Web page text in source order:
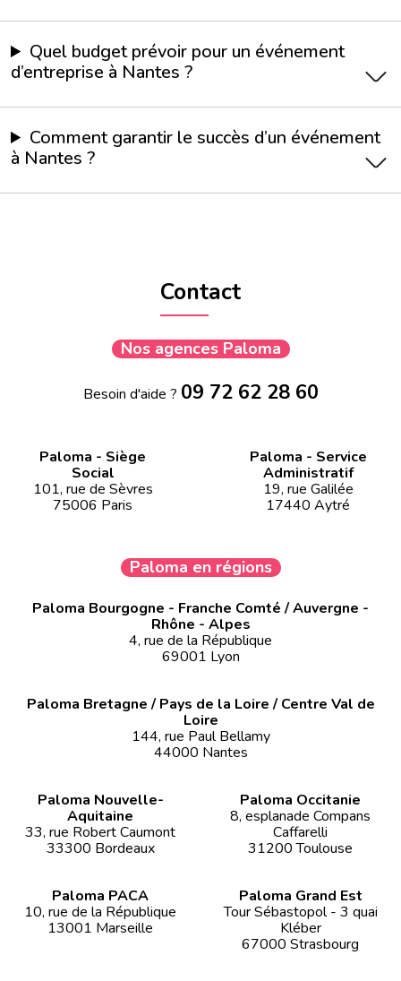
Quel budget prévoir pour un événement
d’entreprise à Nantes ?
Comment garantir le succès d’un événement
à Nantes ?
Contact
Nos agences Paloma
Besoin d'aide ? 09 72 62 28 60
Paloma - Siège
Social
101, rue de Sèvres
75006 Paris
Paloma - Service
Administratif
19, rue Galilée
17440 Aytré
Paloma en régions
Paloma Bourgogne - Franche Comté / Auvergne -
Rhône - Alpes
4, rue de la République
69001 Lyon
Paloma Bretagne / Pays de la Loire / Centre Val de
Loire
144, rue Paul Bellamy
44000 Nantes
Paloma Nouvelle-
Aquitaine
33, rue Robert Caumont
33300 Bordeaux
Paloma Occitanie
8, esplanade Compans
Caffarelli
31200 Toulouse
Paloma PACA
10, rue de la République
13001 Marseille
Paloma Grand Est
Tour Sébastopol - 3 quai
Kléber
67000 Strasbourg